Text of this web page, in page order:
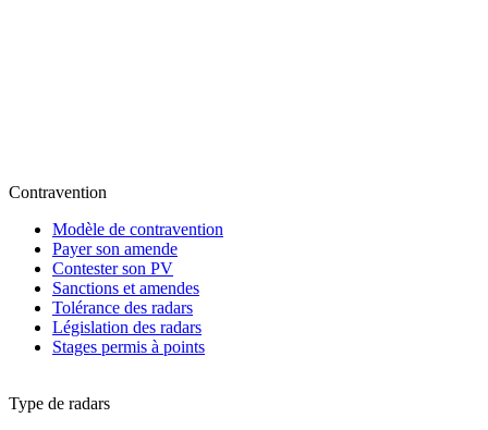
Contravention
Modèle de contravention
Payer son amende
Contester son PV
Sanctions et amendes
Tolérance des radars
Législation des radars
Stages permis à points
Type de radars